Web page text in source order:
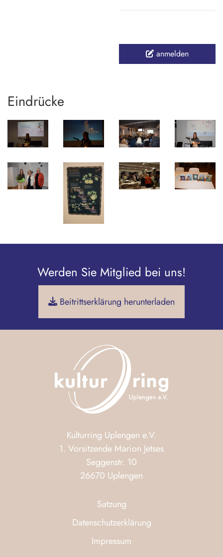
anmelden
Eindrücke
Werden Sie Mitglied bei uns!
Beitrittserklärung herunterladen
Kulturring Uplengen e.V.
1. Vorsitzende Marion Jetses
Seggenstr. 10
26670 Uplengen
Satzung
Datenschutzerklärung
Impressum